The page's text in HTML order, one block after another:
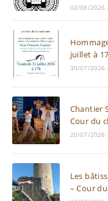
02/08/2026
juillet à
30/07/2026
Chantier
Cour du
20/07/2026
Les
– Cour